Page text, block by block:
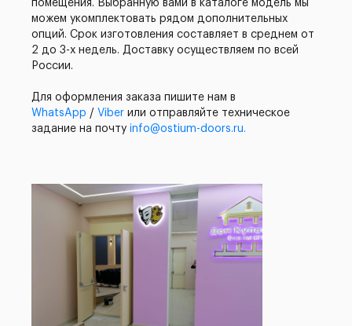
помещения. Выбранную вами в каталоге модель мы
можем укомплектовать рядом дополнительных
опций. Срок изготовления составляет в среднем от
2 до 3-х недель. Доставку осуществляем по всей
России.
Для оформления заказа пишите нам в
WhatsApp / Viber или отправляйте техническое
задание на почту info@ostium-doors.ru.